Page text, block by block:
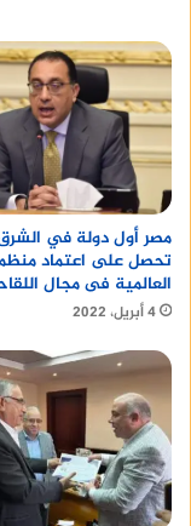
مصر أول دولة في
تحصل على اعتماد
العالمية فى مجال
4 أبريل، 2022